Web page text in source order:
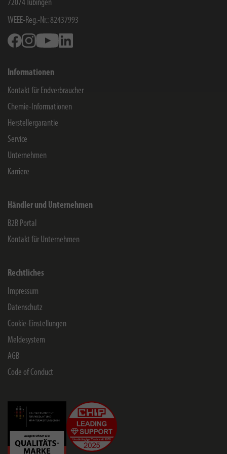
72074 Tübingen
WEEE-Reg.-Nr.: 82437993
FacebookInstagramYoutube
Informationen
Kontakt für Endverbraucher
Chemie-Informationen
Herstellergarantie
Service
Unternehmen
Karriere
Händler und Unternehmen
B2B Portal
Kontakt für Unternehmen
Rechtliches
Impressum
Datenschutz
Cookie-Einstellungen
Meldesystem
AGB
Code of Conduct